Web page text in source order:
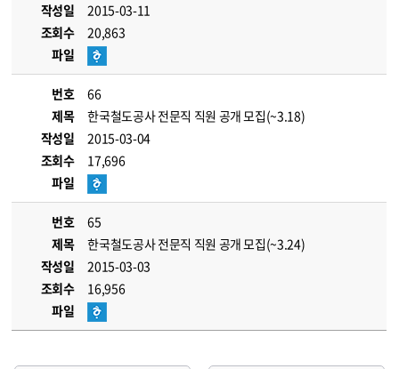
작성일
2015-03-11
조회수
20,863
파일
번호
66
제목
한국철도공사 전문직 직원 공개 모집(~3.18)
작성일
2015-03-04
조회수
17,696
파일
번호
65
제목
한국철도공사 전문직 직원 공개 모집(~3.24)
작성일
2015-03-03
조회수
16,956
파일